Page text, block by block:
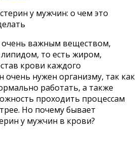
очень важным веществом,
то есть жиром,
крови каждого
очень нужен организму, так как
работать, а также
проходить процессам
Но почему бывает
у мужчин в крови?